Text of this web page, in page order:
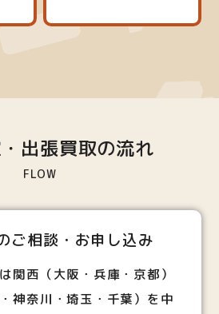
出張買取の流れ
FLOW
ご相談・お申し込み
関西（大阪・兵庫・京都）
神奈川・埼玉・千葉）を中